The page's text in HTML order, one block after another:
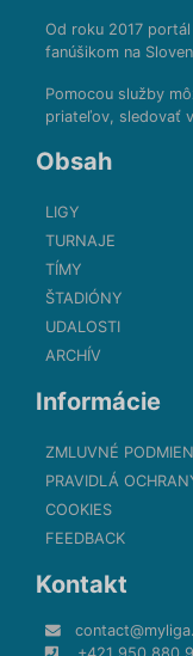
Od roku 2017
fanúšikom na
Pomocou služby
priateľov, sledovať
Obsah
LIGY
TURNAJE
TÍMY
ŠTADIÓNY
UDALOSTI
ARCHÍV
Informácie
ZMLUVNÉ
PRAVIDLÁ
COOKIES
FEEDBACK
Kontakt